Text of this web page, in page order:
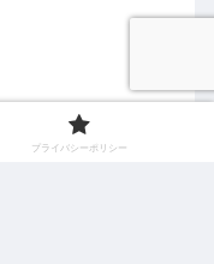
プライバシーポリシー